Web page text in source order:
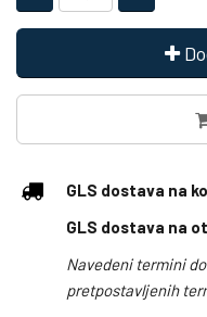
GLS dostava na
GLS dostava na
Navedeni termini
pretpostavljenih